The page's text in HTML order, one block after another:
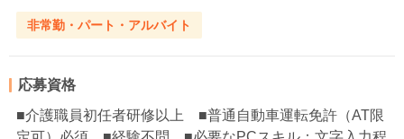
非常勤・パート・アルバイト
応募資格
■介護職員初任者研修以上 ■普通自動車運転免許（AT限